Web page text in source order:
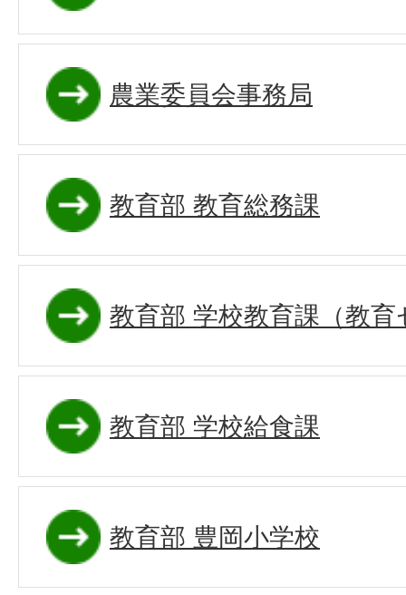
農業委員会事務局
教育部 教育総務課
教育部 学校教育課（教
教育部 学校給食課
教育部 豊岡小学校